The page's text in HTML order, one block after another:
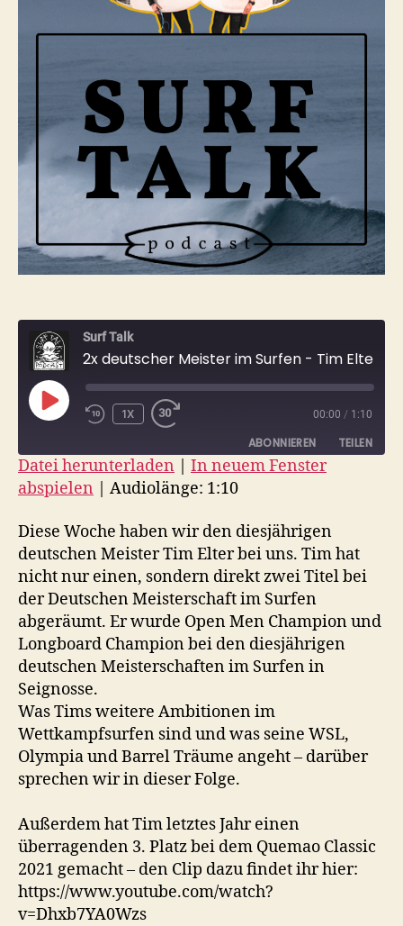
Elter
zwischen
&
Barrels
+
Community
Q&A
Surf Talk
PLAY
EPISODE
1X 00:00 / 1:10
ABONNIEREN TEILEN
TEILEN
LINK
EMBED
Datei herunterladen
In neuem Fenster
abspielen
Audiolänge: 1:10
Diese Woche haben wir den diesjährigen
deutschen Meister Tim Elter bei uns. Tim hat
nicht nur einen, sondern direkt zwei Titel bei
der Deutschen Meisterschaft im Surfen
abgeräumt. Er wurde Open Men Champion und
Longboard Champion bei den diesjährigen
deutschen Meisterschaften im Surfen in
Seignosse.
Was Tims weitere Ambitionen im
Wettkampfsurfen sind und was seine WSL,
Olympia und Barrel Träume angeht – darüber
sprechen wir in dieser Folge.
Außerdem hat Tim letztes Jahr einen
überragenden 3. Platz bei dem Quemao Classic
2021 gemacht – den Clip dazu findet ihr hier:
https://www.youtube.com/watch?
v=Dhxb7YA0Wzs